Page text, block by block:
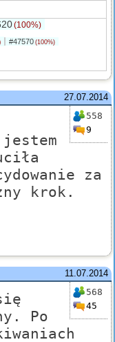
(100%)
#47570 (100%)
27.07.2014
558
9
za
krok.
11.07.2014
568
45
Po